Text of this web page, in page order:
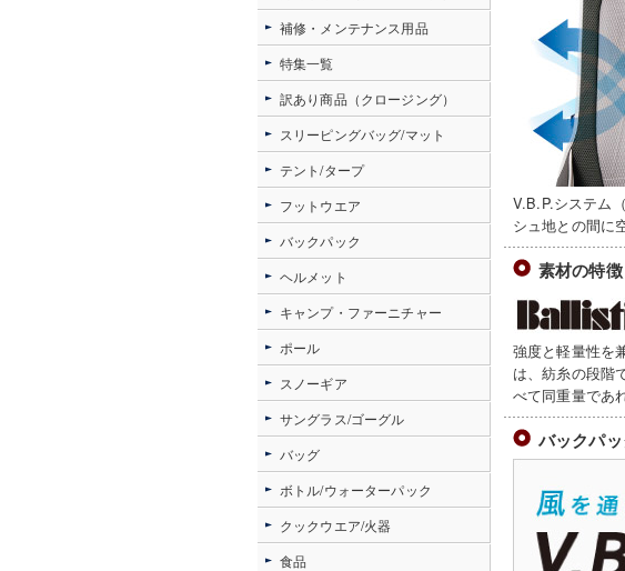
V.B.P.システム
シュ地との間に
素材の特
強度と軽量性を
は、紡糸の段階
べて同重量であ
バックパ
補修・メンテナンス用品
特集一覧
訳あり商品（クロージング）
スリーピングバッグ/マット
テント/タープ
フットウエア
バックパック
ヘルメット
キャンプ・ファーニチャー
ポール
スノーギア
サングラス/ゴーグル
バッグ
ボトル/ウォーターパック
クックウエア/火器
食品